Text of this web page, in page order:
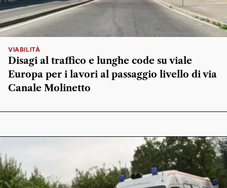
VIABILITÀ
Disagi al traffico e lunghe code su viale
Europa per i lavori al passaggio livello di via
Canale Molinetto